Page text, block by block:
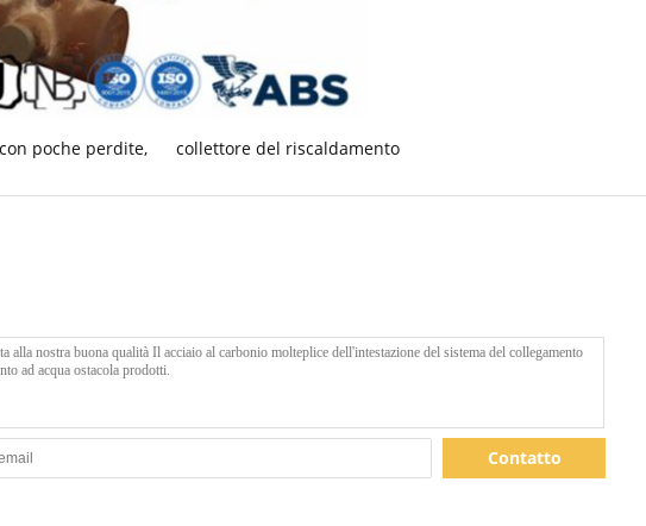
poche perdite, collettore del riscaldamento
Contatto